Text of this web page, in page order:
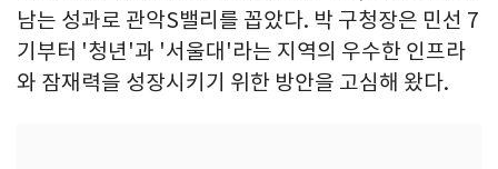
남는 성과로 관악S밸리를 꼽았다. 박 구청장은 민선 7
기부터 '청년'과 '서울대'라는 지역의 우수한 인프라
와 잠재력을 성장시키기 위한 방안을 고심해 왔다.